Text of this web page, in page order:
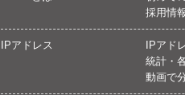
採用情
IPアドレス IPアド
統計・
動画で